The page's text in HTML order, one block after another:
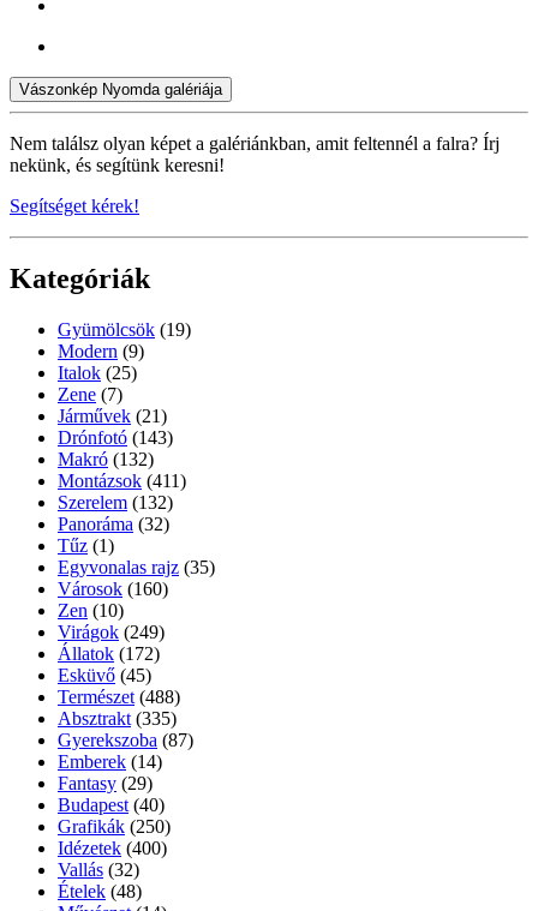
Vászonkép Nyomda galériája
Nem találsz olyan képet a galériánkban, amit feltennél a falra? Írj
nekünk, és segítünk keresni!
Segítséget kérek!
Kategóriák
Gyümölcsök (19)
Modern (9)
Italok (25)
Zene (7)
Járművek (21)
Drónfotó (143)
Makró (132)
Montázsok (411)
Szerelem (132)
Panoráma (32)
Tűz (1)
Egyvonalas rajz (35)
Városok (160)
Zen (10)
Virágok (249)
Állatok (172)
Esküvő (45)
Természet (488)
Absztrakt (335)
Gyerekszoba (87)
Emberek (14)
Fantasy (29)
Budapest (40)
Grafikák (250)
Idézetek (400)
Vallás (32)
Ételek (48)